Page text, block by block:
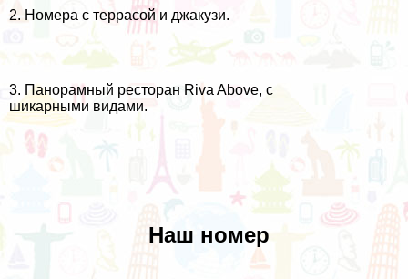
2. Номера с террасой и джакузи.
3. Панорамный ресторан Riva Above, с
шикарными видами.
Наш номер